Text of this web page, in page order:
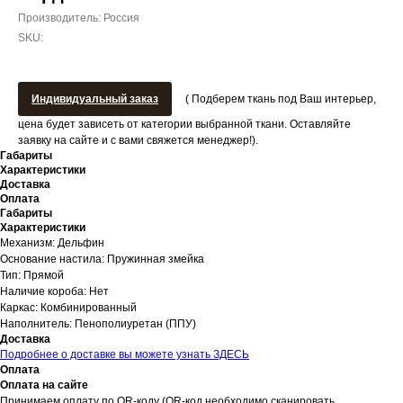
Производитель: Россия
SKU:
Индивидуальный заказ
( Подберем ткань под Ваш интерьер,
цена будет зависеть от категории выбранной ткани. Оставляйте
заявку на сайте и с вами свяжется менеджер!).
Габариты
Характеристики
Доставка
Оплата
Габариты
Характеристики
Механизм: Дельфин
Основание настила: Пружинная змейка
Тип: Прямой
Наличие короба: Нет
Каркас: Комбинированный
Наполнитель: Пенополиуретан (ППУ)
Доставка
Подробнее о доставке вы можете узнать ЗДЕСЬ
Оплата
Оплата на сайте